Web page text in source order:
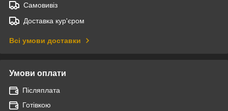
Самовивіз
Доставка кур'єром
Всі умови доставки
Умови оплати
Післяплата
Готівкою